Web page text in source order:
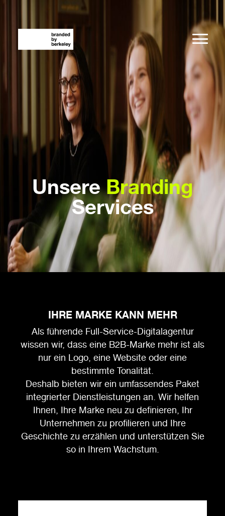
UnsereBranding
Services
IHRE MARKE KANN MEHR
Als führende Full-Service-Digitalagentur
wissen wir, dass eine B2B-Marke mehr ist als
nur ein Logo, eine Website oder eine
bestimmte Tonalität.
Deshalb bieten wir ein umfassendes Paket
integrierter Dienstleistungen an. Wir helfen
Ihnen, Ihre Marke neu zu definieren, Ihr
Unternehmen zu profilieren und Ihre
Geschichte zu erzählen und unterstützen Sie
so in Ihrem Wachstum.